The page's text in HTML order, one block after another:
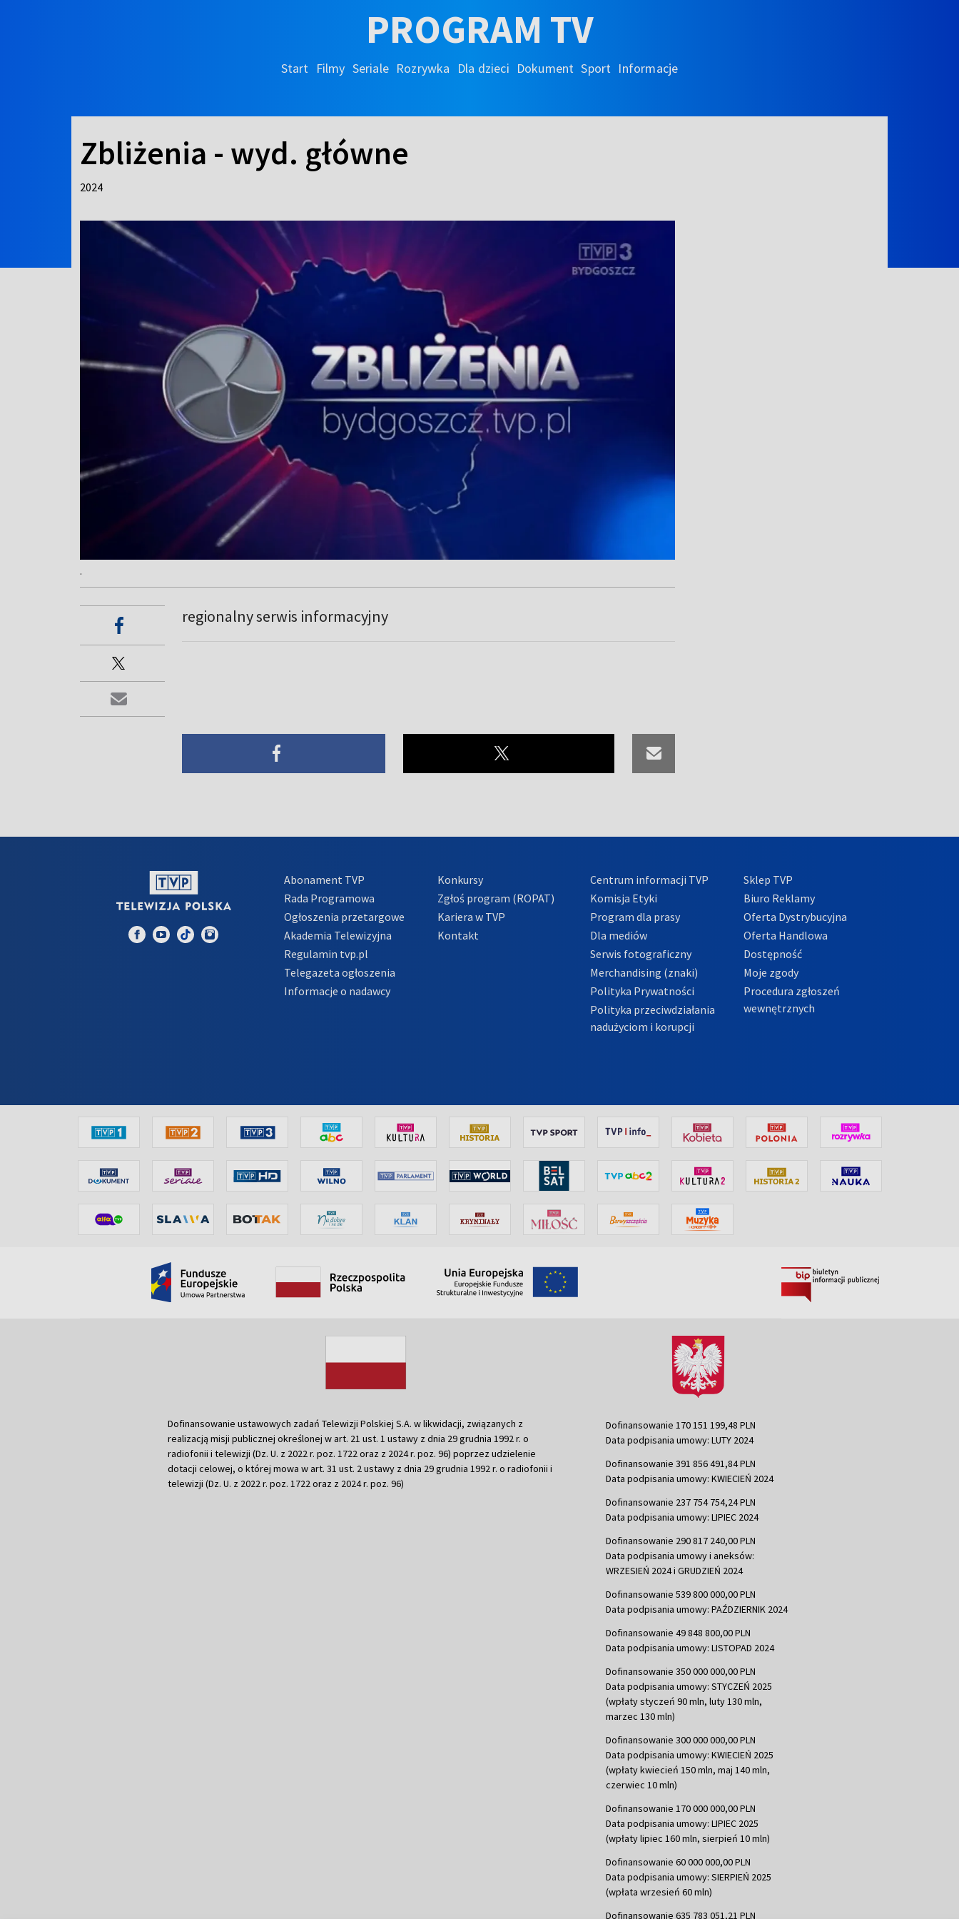
PROGRAM TV
Start Filmy Seriale Rozrywka Dla dzieci Dokument Sport Informacje
Zbliżenia - wyd. główne
2024
.
regionalny serwis informacyjny
Abonament TVP
Rada Programowa
Ogłoszenia przetargowe
Akademia Telewizyjna
Regulamin tvp.pl
Telegazeta ogłoszenia
Informacje o nadawcy
Konkursy
Zgłoś program (ROPAT)
Kariera w TVP
Kontakt
Centrum informacji TVP
Komisja Etyki
Program dla prasy
Dla mediów
Serwis fotograficzny
Merchandising (znaki)
Polityka Prywatności
Polityka przeciwdziałania
nadużyciom i korupcji
Sklep TVP
Biuro Reklamy
Oferta Dystrybucyjna
Oferta Handlowa
Dostępność
Moje zgody
Procedura zgłoszeń
wewnętrznych
Dofinansowanie ustawowych zadań Telewizji Polskiej S.A. w likwidacji, związanych z
realizacją misji publicznej określonej w art. 21 ust. 1 ustawy z dnia 29 grudnia 1992 r. o
radiofonii i telewizji (Dz. U. z 2022 r. poz. 1722 oraz z 2024 r. poz. 96) poprzez udzielenie
dotacji celowej, o której mowa w art. 31 ust. 2 ustawy z dnia 29 grudnia 1992 r. o radiofonii i
telewizji (Dz. U. z 2022 r. poz. 1722 oraz z 2024 r. poz. 96)
Dofinansowanie 170 151 199,48 PLN
Data podpisania umowy: LUTY 2024
Dofinansowanie 391 856 491,84 PLN
Data podpisania umowy: KWIECIEŃ 2024
Dofinansowanie 237 754 754,24 PLN
Data podpisania umowy: LIPIEC 2024
Dofinansowanie 290 817 240,00 PLN
Data podpisania umowy i aneksów:
WRZESIEŃ 2024 i GRUDZIEŃ 2024
Dofinansowanie 539 800 000,00 PLN
Data podpisania umowy: PAŹDZIERNIK 2024
Dofinansowanie 49 848 800,00 PLN
Data podpisania umowy: LISTOPAD 2024
Dofinansowanie 350 000 000,00 PLN
Data podpisania umowy: STYCZEŃ 2025
(wpłaty styczeń 90 mln, luty 130 mln,
marzec 130 mln)
Dofinansowanie 300 000 000,00 PLN
Data podpisania umowy: KWIECIEŃ 2025
(wpłaty kwiecień 150 mln, maj 140 mln,
czerwiec 10 mln)
Dofinansowanie 170 000 000,00 PLN
Data podpisania umowy: LIPIEC 2025
(wpłaty lipiec 160 mln, sierpień 10 mln)
Dofinansowanie 60 000 000,00 PLN
Data podpisania umowy: SIERPIEŃ 2025
(wpłata wrzesień 60 mln)
Dofinansowanie 635 783 051,21 PLN